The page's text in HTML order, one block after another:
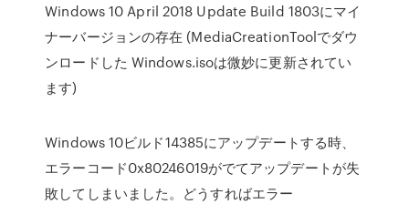
Windows 10 April 2018 Update Build 1803にマイ
ナーバージョンの存在 (MediaCreationToolでダウ
ンロードした Windows.isoは微妙に更新されてい
ます)
Windows 10ビルド14385にアップデートする時、
エラーコード0x80246019がでてアップデートが失
敗してしまいました。どうすればエラー